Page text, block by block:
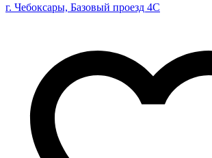
г. Чебоксары, Базовый проезд 4С